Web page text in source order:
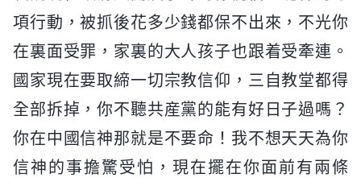
項行動，被抓後花多少錢都保不出來，不光你
在裏面受罪，家裏的大人孩子也跟着受牽連。
國家現在要取締一切宗教信仰，三自教堂都得
全部拆掉，你不聽共産黨的能有好日子過嗎？
你在中國信神那就是不要命！我不想天天為你
信神的事擔驚受怕，現在擺在你面前有兩條